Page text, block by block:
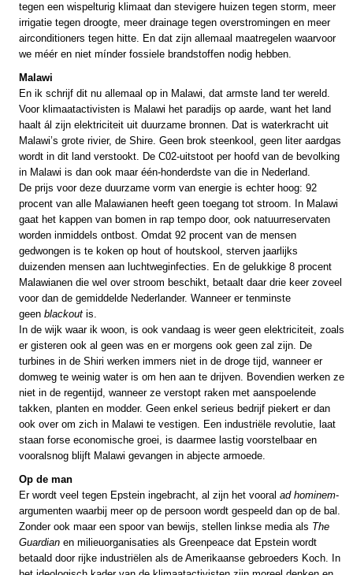
tegen een wispelturig klimaat dan stevigere huizen tegen storm, meer
irrigatie tegen droogte, meer drainage tegen overstromingen en meer
airconditioners tegen hitte. En dat zijn allemaal maatregelen waarvoor
we méér en niet mínder fossiele brandstoffen nodig hebben.
Malawi
En ik schrijf dit nu allemaal op in Malawi, dat armste land ter wereld.
Voor klimaatactivisten is Malawi het paradijs op aarde, want het land
haalt ál zijn elektriciteit uit duurzame bronnen. Dat is waterkracht uit
Malawi’s grote rivier, de Shire. Geen brok steenkool, geen liter aardgas
wordt in dit land verstookt. De C02-uitstoot per hoofd van de bevolking
in Malawi is dan ook maar één-honderdste van die in Nederland.
De prijs voor deze duurzame vorm van energie is echter hoog: 92
procent van alle Malawianen heeft geen toegang tot stroom. In Malawi
gaat het kappen van bomen in rap tempo door, ook natuurreservaten
worden inmiddels ontbost. Omdat 92 procent van de mensen
gedwongen is te koken op hout of houtskool, sterven jaarlijks
duizenden mensen aan luchtweginfecties. En de gelukkige 8 procent
Malawianen die wel over stroom beschikt, betaalt daar drie keer zoveel
voor dan de gemiddelde Nederlander. Wanneer er tenminste
geen blackout is.
In de wijk waar ik woon, is ook vandaag is weer geen elektriciteit, zoals
er gisteren ook al geen was en er morgens ook geen zal zijn. De
turbines in de Shiri werken immers niet in de droge tijd, wanneer er
domweg te weinig water is om hen aan te drijven. Bovendien werken ze
niet in de regentijd, wanneer ze verstopt raken met aanspoelende
takken, planten en modder. Geen enkel serieus bedrijf piekert er dan
ook over om zich in Malawi te vestigen. Een industriële revolutie, laat
staan forse economische groei, is daarmee lastig voorstelbaar en
vooralsnog blijft Malawi gevangen in abjecte armoede.
Op de man
Er wordt veel tegen Epstein ingebracht, al zijn het vooral ad hominem-
argumenten waarbij meer op de persoon wordt gespeeld dan op de bal.
Zonder ook maar een spoor van bewijs, stellen linkse media als The
Guardian en milieuorganisaties als Greenpeace dat Epstein wordt
betaald door rijke industriëlen als de Amerikaanse gebroeders Koch. In